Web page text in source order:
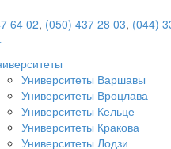
64 02, (050) 437 28 03, (044)
Университеты Варшавы
Университеты Вроцлава
Университеты Кельце
Университеты Кракова
Университеты Лодзи